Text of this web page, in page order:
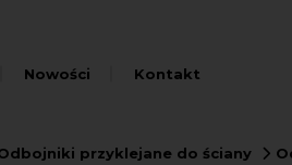
Nowości Kontakt
przyklejane do ściany